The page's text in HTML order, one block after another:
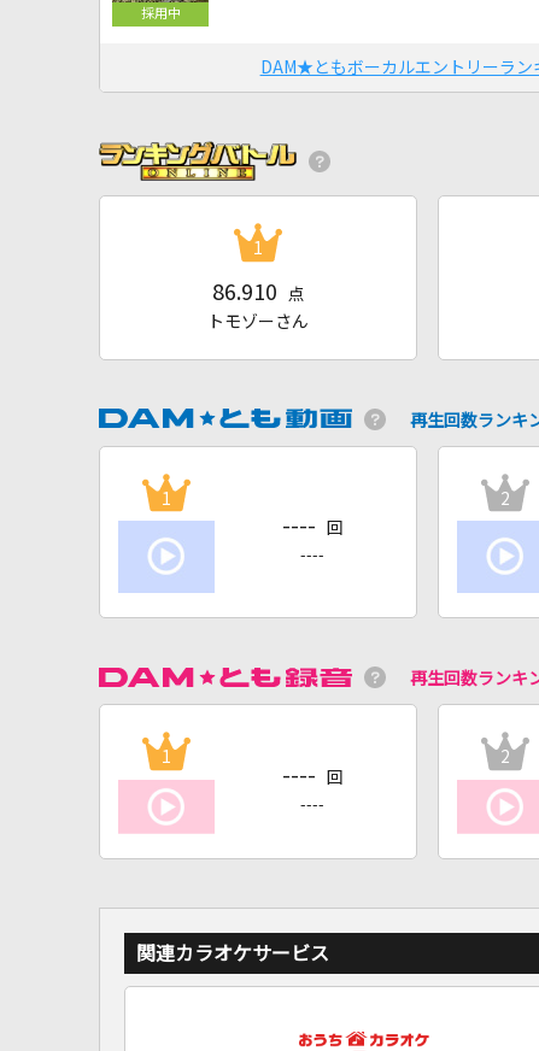
DAM★ともボーカルエントリーラン
1
86.910
点
トモゾーさん
再生回数ランキ
1
---- 回
----
2
再生回数ランキ
1
---- 回
----
2
関連カラオケサービス